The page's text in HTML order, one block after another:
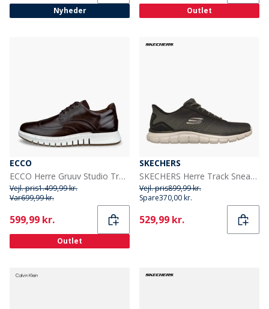
Nyheder Outlet
ECCO
ECCO Herre Gruuv Studio Træningssko Cocoa Brown/Mocha
Vejl. pris1.499,99 kr.
Var699,99 kr.
Current
599,99 kr.
Outlet
SKECHERS
SKECHERS Herre Track Sneakers Olive
Vejl. pris899,99 kr.
Spare370,00 kr.
Current
529,99 kr.